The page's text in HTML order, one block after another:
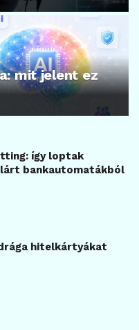
mit jelent ez
így loptak
bankautomatákból
hitelkártyákat